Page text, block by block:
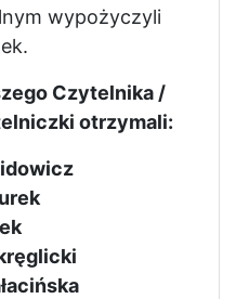
wypożyczyli
Czytelnika /
otrzymali: